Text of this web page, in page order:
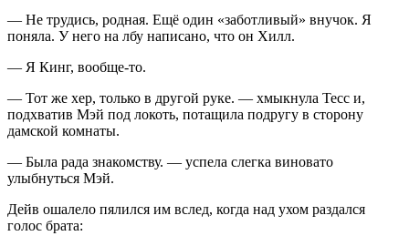
— Не трудись, родная. Ещё один «заботливый» внучок. Я
поняла. У него на лбу написано, что он Хилл.
— Я Кинг, вообще-то.
— Тот же хер, только в другой руке. — хмыкнула Тесс и,
подхватив Мэй под локоть, потащила подругу в сторону
дамской комнаты.
— Была рада знакомству. — успела слегка виновато
улыбнуться Мэй.
Дейв ошалело пялился им вслед, когда над ухом раздался
голос брата: